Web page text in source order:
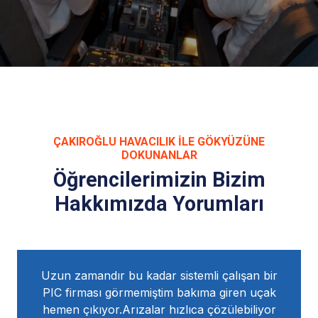
ÇAKIROĞLU HAVACILIK ILE GÖKYÜZÜNE
DOKUNANLAR
Öğrencilerimizin Bizim
Hakkımızda Yorumları
bu kadar sistemli çalışan bir
bakıma giren uçak
hızlıca çözülebiliyor
IR'a
programlı bir
havalarda iyi